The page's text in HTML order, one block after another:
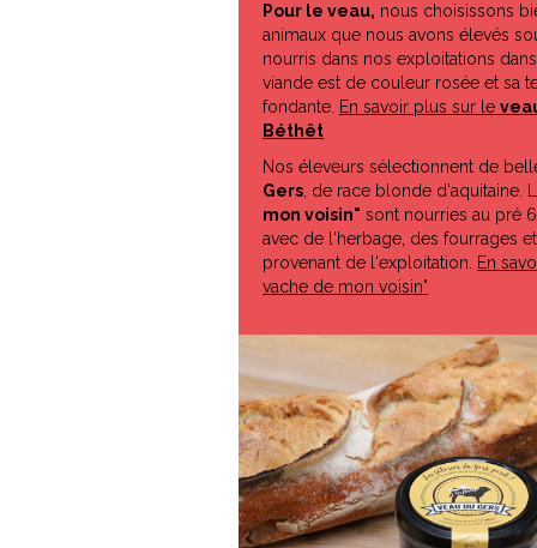
Pour le veau, nous choisissons
animaux que nous avons élevés
nourris dans nos exploitations
viande est de couleur rosée et sa
fondante. En savoir plus sur le
Béthêt
Nos éleveurs sélectionnent de
Gers , de race blonde d'aquitaine.
mon voisin" sont nourries au pré
avec de l'herbage, des fourrages
provenant de l'exploitation.
En
vache de mon voisin"